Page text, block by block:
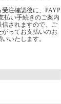
受注確認後に、PAYP
払い手続きのご案内
信されますので、ご
がってお支払いのお
いたします。